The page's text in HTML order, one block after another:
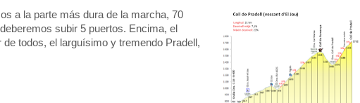
a la parte más dura de la marcha, 70
subir 5 puertos. Encima, el
de todos, el larguísimo y tremendo Pradell,